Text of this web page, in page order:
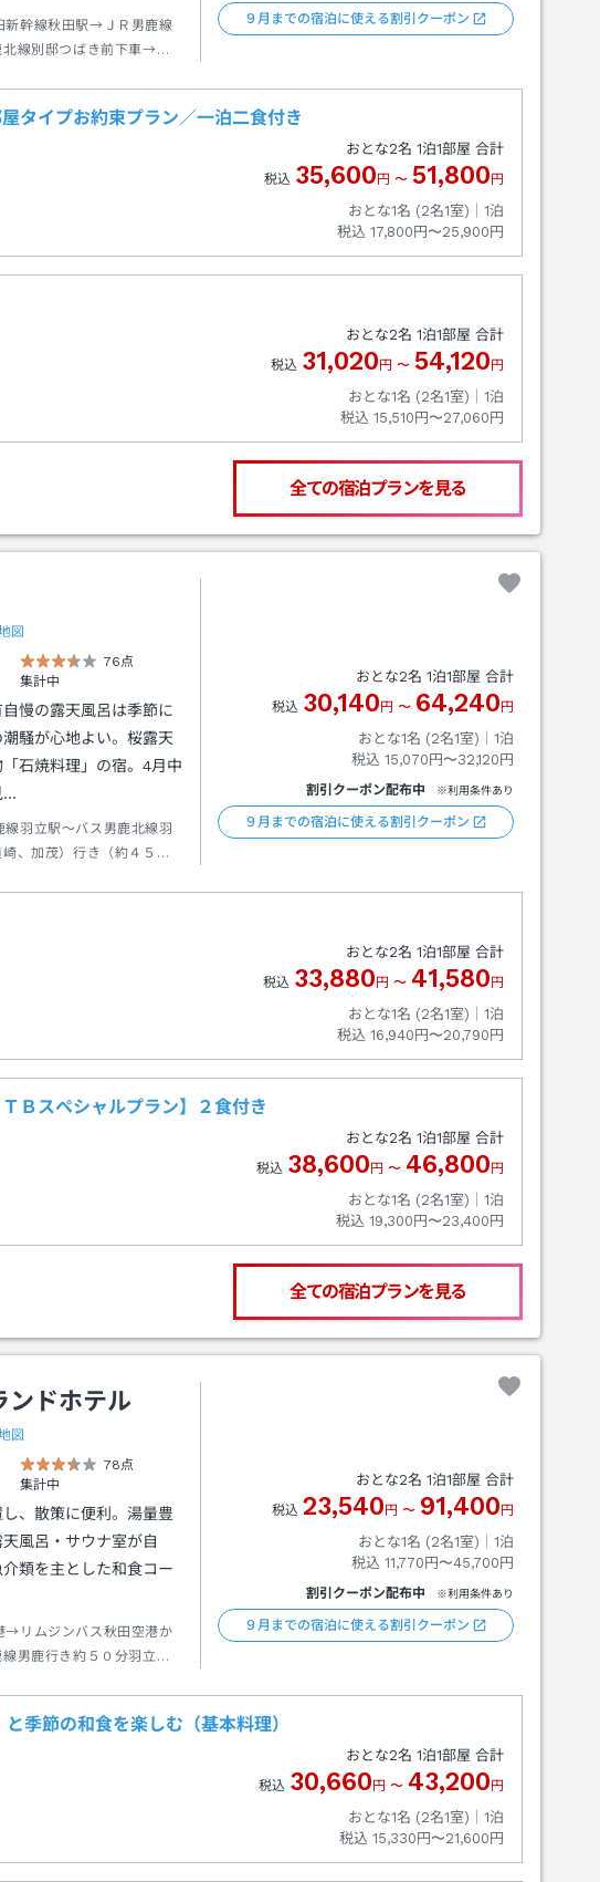
新幹線秋田駅→ＪＲ男鹿線
線別邸つばき前下車→徒
９月までの宿泊に使える割引クーポン
タイプお約束プラン／一泊二食付き
おとな2名 1泊1部屋 合計
税込 35,600 円 〜 51,800 円
おとな1名 (2名1室)｜ 1泊
税込 17,800円〜25,900円
おとな2名 1泊1部屋 合計
税込 31,020 円 〜 54,120 円
おとな1名 (2名1室)｜ 1泊
税込 15,510円〜27,060円
全ての宿泊プランを見る
図
76点
集計中
慢の露天風呂は季節に
騒が心地よい。桜露天
石焼料理」の宿。4月中
…
線羽立駅～バス男鹿北線羽
、加茂）行き（約４５
おとな2名 1泊1部屋 合計
税込 30,140 円 〜 64,240 円
おとな1名 (2名1室)｜ 1泊
税込 15,070円〜32,120円
割引クーポン配布中 ※利用条件あり
９月までの宿泊に使える割引クーポン
おとな2名 1泊1部屋 合計
税込 33,880 円 〜 41,580 円
おとな1名 (2名1室)｜ 1泊
税込 16,940円〜20,790円
Ｂスペシャルプラン】２食付き
おとな2名 1泊1部屋 合計
税込 38,600 円 〜 46,800 円
おとな1名 (2名1室)｜ 1泊
税込 19,300円〜23,400円
全ての宿泊プランを見る
ンドホテル
図
78点
集計中
、散策に便利。湯量豊
風呂・サウナ室が自
類を主とした和食コー
→リムジンバス秋田空港か
男鹿行き約５０分羽立駅
おとな2名 1泊1部屋 合計
税込 23,540 円 〜 91,400 円
おとな1名 (2名1室)｜ 1泊
税込 11,770円〜45,700円
割引クーポン配布中 ※利用条件あり
９月までの宿泊に使える割引クーポン
季節の和食を楽しむ（基本料理）
おとな2名 1泊1部屋 合計
税込 30,660 円 〜 43,200 円
おとな1名 (2名1室)｜ 1泊
税込 15,330円〜21,600円